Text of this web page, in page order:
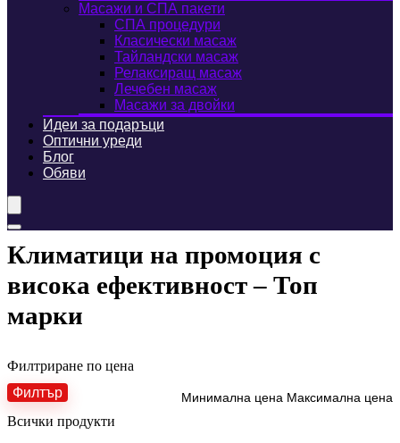
Масажи и СПА пакети
СПА процедури
Класически масаж
Тайландски масаж
Релаксиращ масаж
Лечебен масаж
Масажи за двойки
Идеи за подаръци
Оптични уреди
Блог
Обяви
Климатици на промоция с
висока ефективност – Топ
марки
Филтриране по цена
Минимална цена Максимална цена
Филтър
Всички продукти